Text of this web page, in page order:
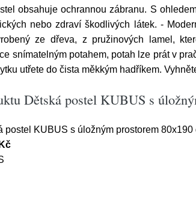
obsahuje ochrannou zábranu. S
nebo zdraví škodlivých látek. -
ze dřeva, z pružinových lamel,
snímatelným potahem, potah lze prát v
utřete do čista měkkým hadříkem.
Dětská postel KUBUS s
postel KUBUS s úložným prostorem 80x190